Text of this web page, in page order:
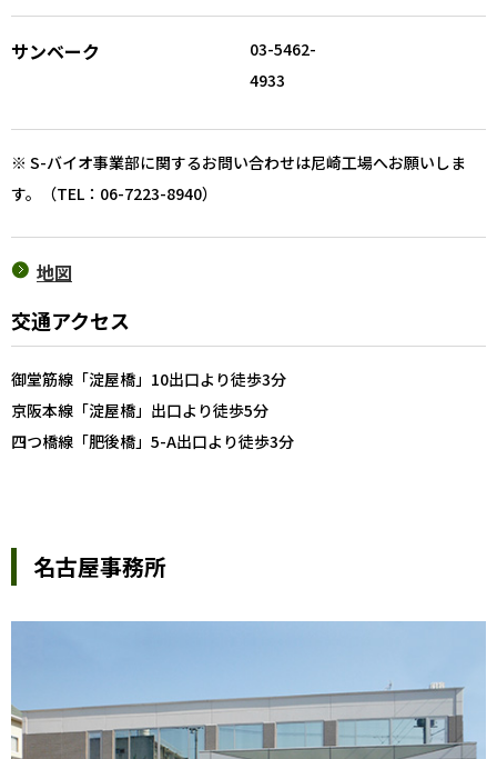
サンベーク
03-5462-
4933
※ S-バイオ事業部に関するお問い合わせは尼崎工場へお願い しま
す。（TEL：06-7223-8940）
地図
交通アクセス
御堂筋線「淀屋橋」10出口より徒歩3分
京阪本線「淀屋橋」出口より徒歩5分
四つ橋線「肥後橋」5-A出口より徒歩3分
名古屋事務所